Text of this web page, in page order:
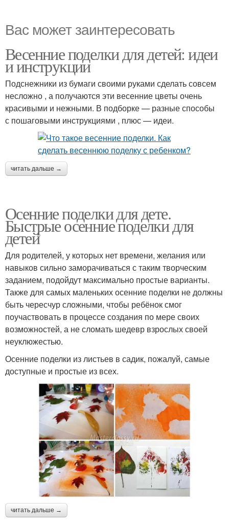
Вас может заинтересовать
Весенние поделки для детей: идеи
и инструкции
Подснежники из бумаги своими руками сделать совсем
несложно , а получаются эти весенние цветы очень
красивыми и нежными. В подборке — разные способы
с пошаговыми инструкциями , плюс — идеи.
читать дальше →
Осенние поделки для дете.
Быстрые осенние поделки для
детей
Для родителей, у которых нет времени, желания или
навыков сильно заморачиваться с таким творческим
заданием, подойдут максимально простые варианты.
Также для самых маленьких осенние поделки не должны
быть чересчур сложными, чтобы ребёнок смог
поучаствовать в процессе создания по мере своих
возможностей, а не сломать шедевр взрослых своей
неуклюжестью.
Осенние поделки из листьев в садик, пожалуй, самые
доступные и простые из всех.
читать дальше →